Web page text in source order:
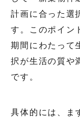
計画に合った選
す。このポイン
期間にわたって
択が生活の質や
です。
具体的には、ま